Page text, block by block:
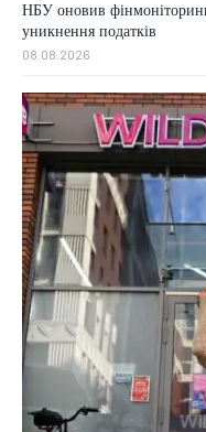
НБУ оновив
уникнення податків
08.08.2026